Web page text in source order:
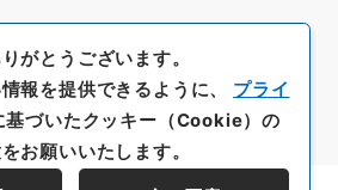
がとうございます。
報を提供できるように、 プライ
基づいたクッキー（Cookie）の
お願いいたします。